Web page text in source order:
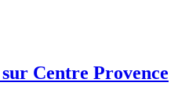
Centre Provence